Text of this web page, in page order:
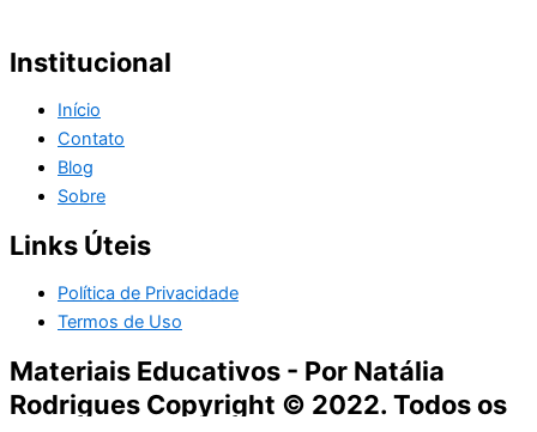
Institucional
Início
Contato
Blog
Sobre
Links Úteis
Política de Privacidade
Termos de Uso
Materiais Educativos - Por Natália
Rodrigues Copyright © 2022. Todos os